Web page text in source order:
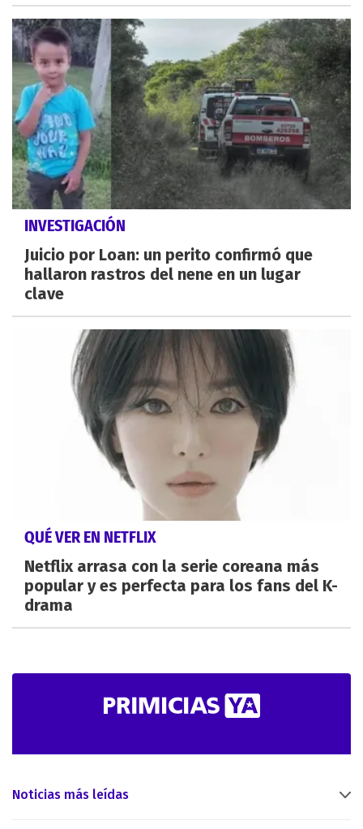
INVESTIGACIÓN
Juicio por Loan: un perito confirmó que
hallaron rastros del nene en un lugar
clave
QUÉ VER EN NETFLIX
Netflix arrasa con la serie coreana más
popular y es perfecta para los fans del K-
drama
Noticias más leídas